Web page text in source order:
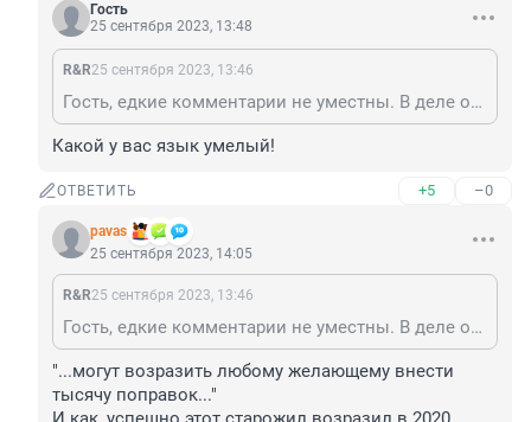
Гость
25 сентября 2023, 13:48
R&R25 сентября 2023, 13:46
Гость, едкие комментарии не уместны. В деле основ конституционного права нужны старожилы, которые понимают то они делают и могут возразить любому желающему внести тысячу поправок в основной закон государства. Дай Бог ему здоровья и ясности мыслей.
Какой у вас язык умелый!
ОТВЕТИТЬ +5 –0
pavas
25 сентября 2023, 14:05
R&R25 сентября 2023, 13:46
Гость, едкие комментарии не уместны. В деле основ конституционного права нужны старожилы, которые понимают то они делают и могут возразить любому желающему внести тысячу поправок в основной закон государства. Дай Бог ему здоровья и ясности мыслей.
"...могут возразить любому желающему внести
тысячу поправок..."